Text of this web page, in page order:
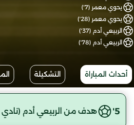
يحوي معمر (7')
يحوي معمر (28')
الربيعي أدم (37')
الربيعي أدم (78')
أحداث المباراة التشكيلة
5' هدف من الربيعي أدم (نادي